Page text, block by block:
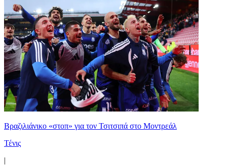
Βραζιλιάνικο «στοπ» για τον Τσιτσιπά στο Μοντρεάλ
Τένις
|